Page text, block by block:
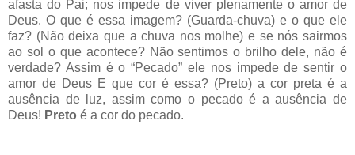
afasta do Pai; nos impede de viver plenamente o amor de
Deus. O que é essa imagem? (Guarda-chuva) e o que ele
faz? (Não deixa que a chuva nos molhe) e se nós sairmos
ao sol o que acontece? Não sentimos o brilho dele, não é
verdade? Assim é o “Pecado” ele nos impede de sentir o
amor de Deus E que cor é essa? (Preto) a cor preta é a
ausência de luz, assim como o pecado é a ausência de
Deus! Preto é a cor do pecado.